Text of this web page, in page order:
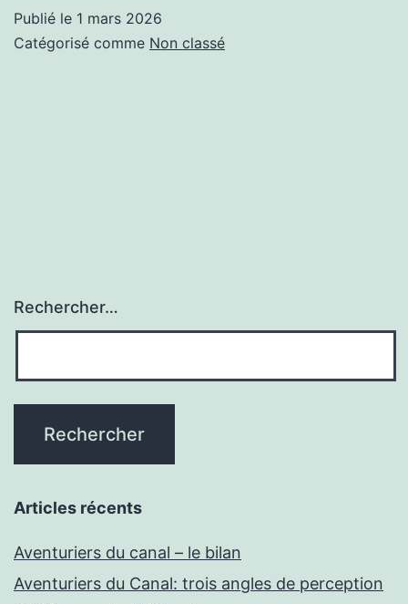
Publié le 1 mars 2026
Catégorisé comme Non classé
Rechercher…
Articles récents
Aventuriers du canal – le bilan
Aventuriers du Canal: trois angles de perception